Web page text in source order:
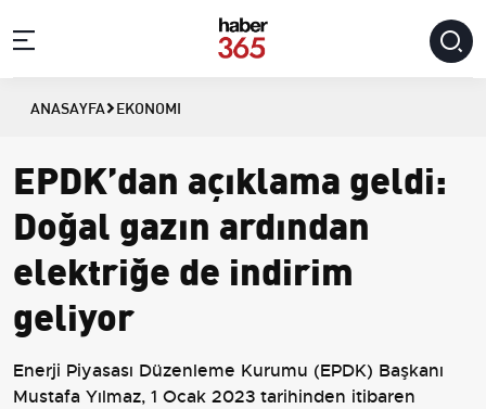
ANASAYFA EKONOMI
EPDK’dan açıklama geldi:
Doğal gazın ardından
elektriğe de indirim
geliyor
Enerji Piyasası Düzenleme Kurumu (EPDK) Başkanı
Mustafa Yılmaz, 1 Ocak 2023 tarihinden itibaren